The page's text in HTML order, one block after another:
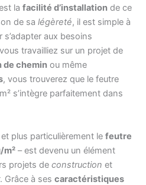
la facilité d’installation de ce
de sa légèreté, il est simple à
s’adapter aux besoins
travailliez sur un projet de
chemin ou même
, vous trouverez que le feutre
s’intègre parfaitement dans
et plus particulièrement le feutre
m² – est devenu un élément
projets de construction et
. Grâce à ses caractéristiques